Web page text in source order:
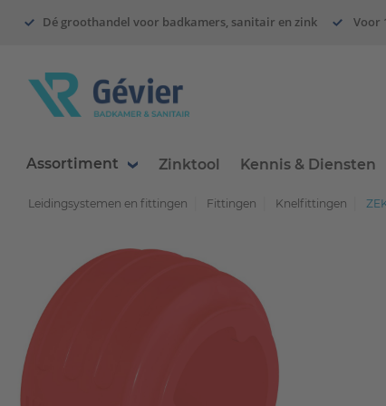
Dé groothandel voor badkamers, sanitair en zink Voor
Assortiment Zinktool Kennis & Diensten
Leidingsystemen en fittingen Fittingen Knelfittingen